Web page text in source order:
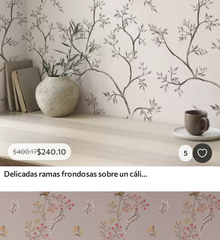
$400.17$240.10 5
Delicadas ramas frondosas sobre un cálido fondo color crema